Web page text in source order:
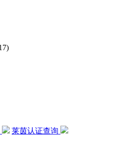
莱茵认证查询